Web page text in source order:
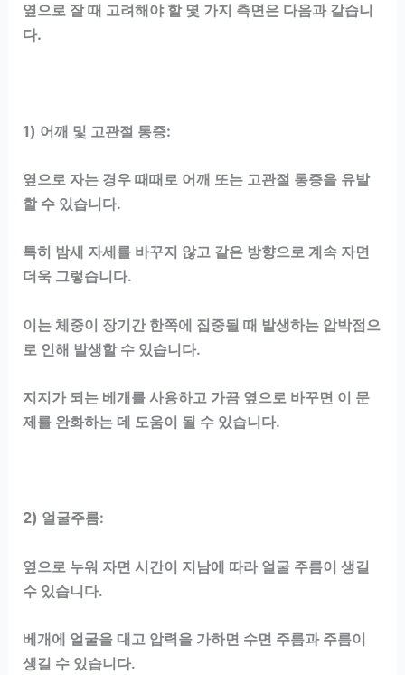
옆으로 잘 때 고려해야 할 몇 가지 측면은 다음과 같습니
다.
1) 어깨 및 고관절 통증:
옆으로 자는 경우 때때로 어깨 또는 고관절 통증을 유발
할 수 있습니다.
특히 밤새 자세를 바꾸지 않고 같은 방향으로 계속 자면
더욱 그렇습니다.
이는 체중이 장기간 한쪽에 집중될 때 발생하는 압박점으
로 인해 발생할 수 있습니다.
지지가 되는 베개를 사용하고 가끔 옆으로 바꾸면 이 문
제를 완화하는 데 도움이 될 수 있습니다.
2) 얼굴주름:
옆으로 누워 자면 시간이 지남에 따라 얼굴 주름이 생길
수 있습니다.
베개에 얼굴을 대고 압력을 가하면 수면 주름과 주름이
생길 수 있습니다.